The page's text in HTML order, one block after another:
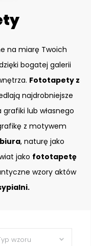
na miarę Twoich
bogatej galerii
Fototapety z
najdrobniejsze
lub własnego
z motywem
, naturę jako
jako fototapetę
wzory aktów
wzoru